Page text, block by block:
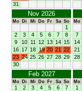
31
Nov 2026
Mo Di Mi Do Fr Sa So
1
2
3 4 5 6 7
8
9
10 11 12 13 14 15
16 17 18 19 20 21 22
23 24 25 26 27 28 29
30
Mo
7
14
21
28
Feb 2027
Mo Di Mi Do Fr Sa So
1 2 3 4 5 6
7
Mo
1